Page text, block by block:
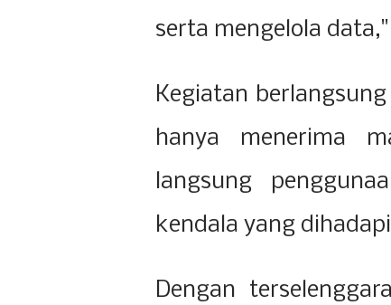
serta mengelola
Kegiatan
hanya menerima
langsung
kendala yang
Dengan